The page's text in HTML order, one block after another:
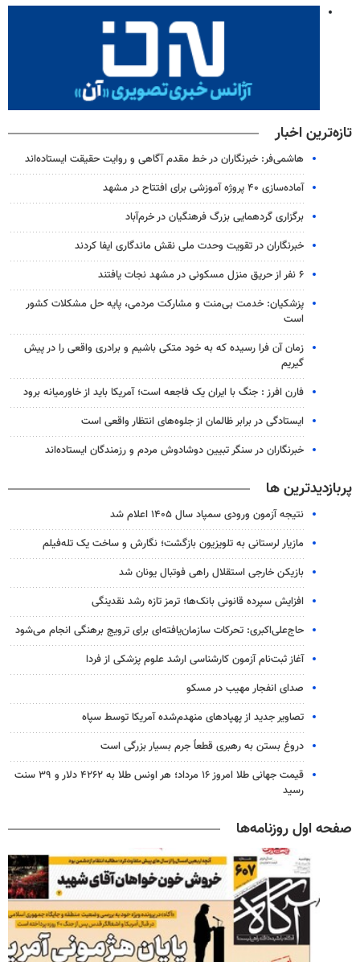
تازه‌ترین اخبار
هاشمی‌فر​​​​​​​: خبرنگاران در خط مقدم آگاهی و روایت حقیقت ایستاده‌اند
آماده‌سازی ۴۰ پروژه آموزشی برای افتتاح در مشهد
برگزاری گردهمایی بزرگ فرهنگیان در خرم‌آباد
خبرنگاران در تقویت وحدت ملی نقش ماندگاری ایفا کردند
۶ نفر از حریق منزل مسکونی در مشهد نجات یافتند
پزشکیان: خدمت بی‌منت و مشارکت مردمی، پایه حل مشکلات کشور
است
زمان آن فرا رسیده که به خود متکی باشیم و برادری واقعی را در پیش
گیریم
فارن افرز : جنگ با ایران یک فاجعه است؛ آمریکا باید از خاورمیانه برود
ایستادگی در برابر ظالمان از جلوه‌های انتظار واقعی است
خبرنگاران در سنگر تبیین دوشادوش مردم و رزمندگان ایستاده‌اند
پربازدیدترین ها
نتیجه آزمون ورودی سمپاد سال ۱۴۰۵ اعلام شد
مازیار لرستانی به تلویزیون بازگشت؛ نگارش و ساخت یک تله‌فیلم
بازیکن خارجی استقلال راهی فوتبال یونان شد
افزایش سپرده قانونی بانک‌ها؛ ترمز تازه رشد نقدینگی
حاج‌علی‌اکبری: تحرکات سازمان‌یافته‌ای برای ترویج برهنگی انجام می‌شود
آغاز ثبت‌نام‌ آزمون کارشناسی ارشد علوم پزشکی از فردا
صدای انفجار مهیب در مسکو
تصاویر جدید از پهپادهای منهدم‌شده آمریکا توسط سپاه
دروغ بستن به رهبری قطعاً جرم بسیار بزرگی است
قیمت جهانی طلا امروز ۱۶ مرداد؛ هر اونس طلا به ۴۲۶۲ دلار و ۳۹ سنت
رسید
صفحه اول روزنامه‌ها